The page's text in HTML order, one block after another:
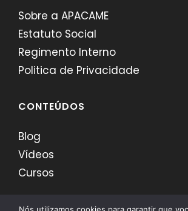
Sobre a APACAME
Estatuto Social
Regimento Interno
Politica de Privacidade
CONTEÚDOS
Blog
Vídeos
Cursos